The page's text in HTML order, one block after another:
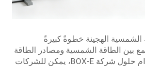
الشمسية الهجينة خطوةً كبيرةً
بين الطاقة الشمسية ومصادر الطاقة
التقليدية. وباستخدام حلول شركة BOX-E، يمكن للشركات